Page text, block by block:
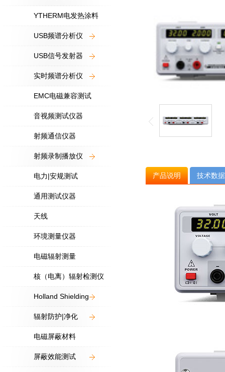
YTHERM电发热涂料
USB频谱分析仪
USB信号发射器
实时频谱分析仪
EMC电磁兼容测试
音视频测试仪器
射频通信仪器
射频录制播放仪
电力|安规测试
通用测试仪器
天线
环境测量仪器
电磁辐射测量
核（电离）辐射检测仪
Holland Shielding
辐射防护|净化
电磁屏蔽材料
屏蔽效能测试
产品说明 技术数据